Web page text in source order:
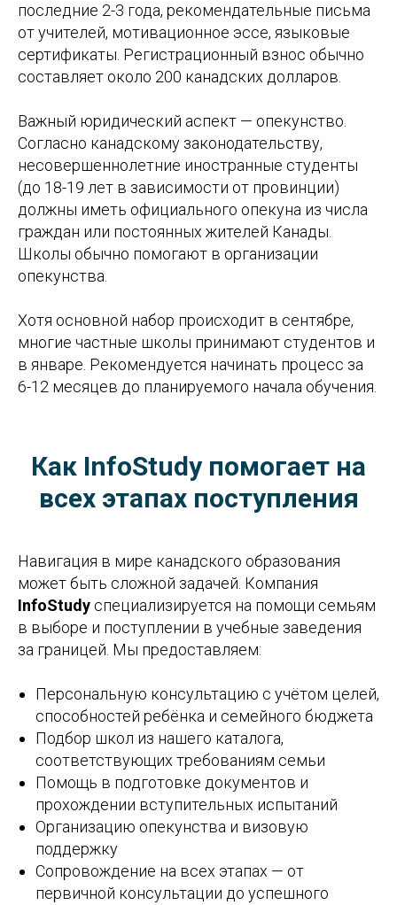
последние 2-3 года, рекомендательные письма
от учителей, мотивационное эссе, языковые
сертификаты. Регистрационный взнос обычно
составляет около 200 канадских долларов.
Важный юридический аспект — опекунство.
Согласно канадскому законодательству,
несовершеннолетние иностранные студенты
(до 18-19 лет в зависимости от провинции)
должны иметь официального опекуна из числа
граждан или постоянных жителей Канады.
Школы обычно помогают в организации
опекунства.
Хотя основной набор происходит в сентябре,
многие частные школы принимают студентов и
в январе. Рекомендуется начинать процесс за
6-12 месяцев до планируемого начала обучения.
Как InfoStudy помогает на
всех этапах поступления
Навигация в мире канадского образования
может быть сложной задачей. Компания
InfoStudy специализируется на помощи семьям
в выборе и поступлении в учебные заведения
за границей. Мы предоставляем:
Персональную консультацию с учётом целей,
способностей ребёнка и семейного бюджета
Подбор школ из нашего каталога,
соответствующих требованиям семьи
Помощь в подготовке документов и
прохождении вступительных испытаний
Организацию опекунства и визовую
поддержку
Сопровождение на всех этапах — от
первичной консультации до успешного